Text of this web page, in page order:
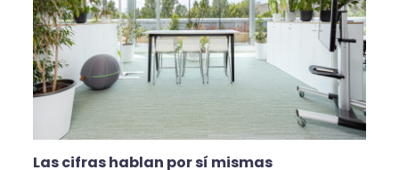
Las cifras hablan por sí mismas